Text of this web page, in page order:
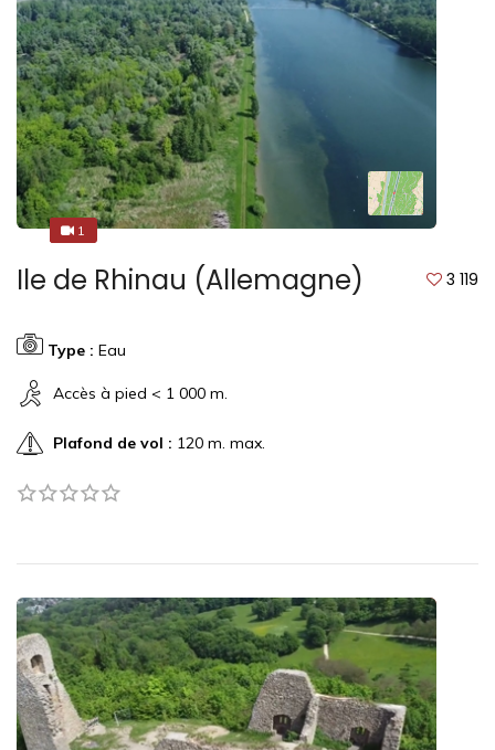
11
Ile de Rhinau (Allemagne) 3 119
Type : Eau
Accès à pied < 1 000 m.
Plafond de vol : 120 m. max.